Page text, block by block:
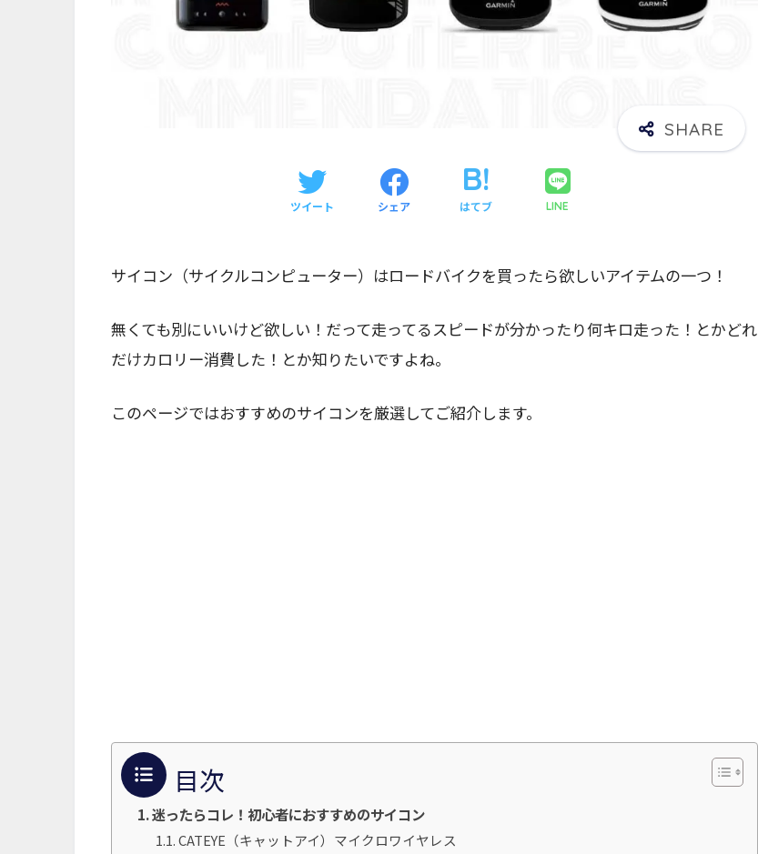
ツイート シェア はてブ LINE
サイコン（サイクルコンピューター）はロードバイクを買ったら欲しいアイテムの一つ！
無くても別にいいけど欲しい！だって走ってるスピードが分かったり何キロ走った！とかどれ
だけカロリー消費した！とか知りたいですよね。
このページではおすすめのサイコンを厳選してご紹介します。
目次
迷ったらコレ！初心者におすすめのサイコン
CATEYE（キャットアイ）マイクロワイヤレス